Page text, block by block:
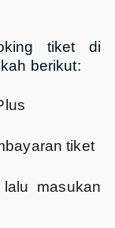
tiket di
berikut:
tiket
masukan